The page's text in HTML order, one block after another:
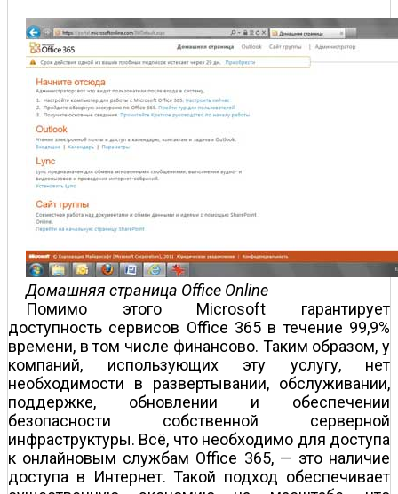
Домашняя страница Office Online
Помимо этого Microsoft гарантирует
доступность сервисов Office 365 в течение 99,9%
времени, в том числе финансово. Таким образом, у
компаний, использующих эту услугу, нет
необходимости в развертывании, обслуживании,
поддержке, обновлении и обеспечении
безопасности собственной серверной
инфраструктуры. Всё, что необходимо для доступа
к онлайновым службам Office 365, — это наличие
доступа в Интернет. Такой подход обеспечивает